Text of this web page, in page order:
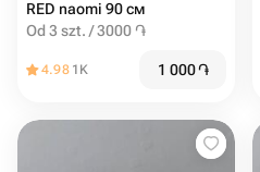
RED naomi 90 см
Od 3 szt. / 3000 ֏
4.98 1K 1 000֏